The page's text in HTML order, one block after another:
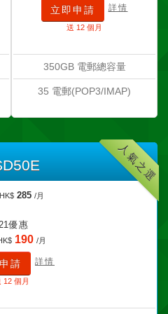
立即申請 詳情
送 12 個月
350GB 電郵總容量
35 電郵(POP3/IMAP)
人氣之選
HK$ 285 /月
優惠
190 /月
請 詳情
12 個月